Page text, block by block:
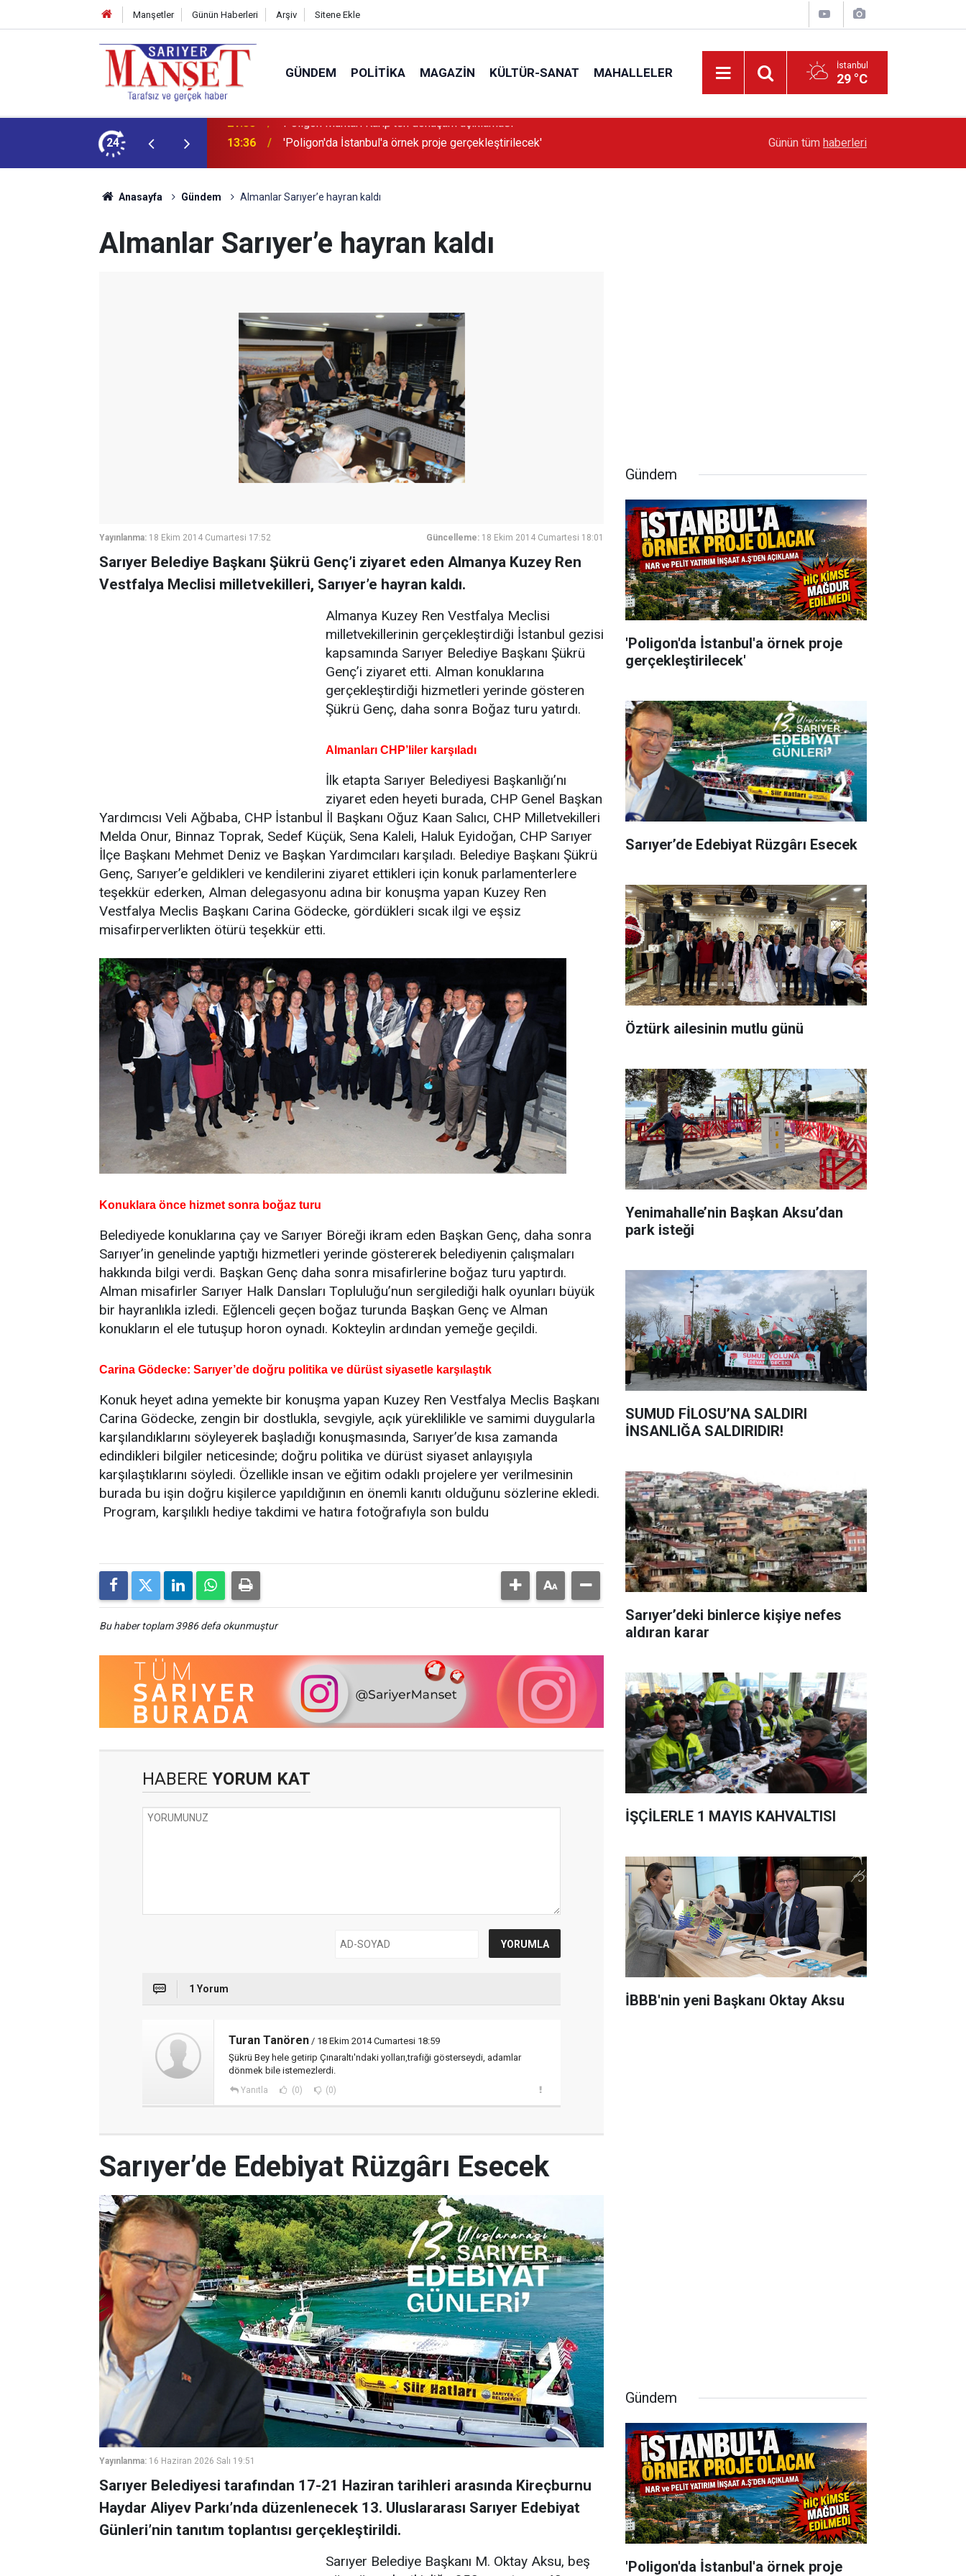
Manşetler Günün Haberleri Arşiv Sitene Ekle
GÜNDEM POLITIKA MAGAZIN KÜLTÜR-SANAT MAHALLELER İstanbul
29 °C
24 13:36 'Poligon'da İstanbul'a örnek proje gerçekleştirilecek' Sarıyer’de Edebiyat Rüzgârı Esecek
Günün tüm haberleri
Anasayfa Gündem Almanlar Sarıyer’e hayran kaldı
Almanlar Sarıyer’e hayran kaldı
Yayınlanma: 18 Ekim 2014 Cumartesi 17:52 Güncelleme: 18 Ekim 2014 Cumartesi 18:01
Sarıyer Belediye Başkanı Şükrü Genç’i ziyaret eden Almanya Kuzey Ren
Vestfalya Meclisi milletvekilleri, Sarıyer’e hayran kaldı.
Almanya Kuzey Ren Vestfalya Meclisi
milletvekillerinin gerçekleştirdiği İstanbul gezisi
kapsamında Sarıyer Belediye Başkanı Şükrü
Genç’i ziyaret etti. Alman konuklarına
gerçekleştirdiği hizmetleri yerinde gösteren
Şükrü Genç, daha sonra Boğaz turu yatırdı.
Almanları CHP’liler karşıladı
İlk etapta Sarıyer Belediyesi Başkanlığı’nı
ziyaret eden heyeti burada, CHP Genel Başkan
Yardımcısı Veli Ağbaba, CHP İstanbul İl Başkanı Oğuz Kaan Salıcı, CHP Milletvekilleri
Melda Onur, Binnaz Toprak, Sedef Küçük, Sena Kaleli, Haluk Eyidoğan, CHP Sarıyer
İlçe Başkanı Mehmet Deniz ve Başkan Yardımcıları karşıladı. Belediye Başkanı Şükrü
Genç, Sarıyer’e geldikleri ve kendilerini ziyaret ettikleri için konuk parlamenterlere
teşekkür ederken, Alman delegasyonu adına bir konuşma yapan Kuzey Ren
Vestfalya Meclis Başkanı Carina Gödecke, gördükleri sıcak ilgi ve eşsiz
misafirperverlikten ötürü teşekkür etti.
Konuklara önce hizmet sonra boğaz turu
Belediyede konuklarına çay ve Sarıyer Böreği ikram eden Başkan Genç, daha sonra
Sarıyer’in genelinde yaptığı hizmetleri yerinde göstererek belediyenin çalışmaları
hakkında bilgi verdi. Başkan Genç daha sonra misafirlerine boğaz turu yaptırdı.
Alman misafirler Sarıyer Halk Dansları Topluluğu’nun sergilediği halk oyunları büyük
bir hayranlıkla izledi. Eğlenceli geçen boğaz turunda Başkan Genç ve Alman
konukların el ele tutuşup horon oynadı. Kokteylin ardından yemeğe geçildi.
Carina Gödecke: Sarıyer’de doğru politika ve dürüst siyasetle karşılaştık
Konuk heyet adına yemekte bir konuşma yapan Kuzey Ren Vestfalya Meclis Başkanı
Carina Gödecke, zengin bir dostlukla, sevgiyle, açık yüreklilikle ve samimi duygularla
karşılandıklarını söyleyerek başladığı konuşmasında, Sarıyer’de kısa zamanda
edindikleri bilgiler neticesinde; doğru politika ve dürüst siyaset anlayışıyla
karşılaştıklarını söyledi. Özellikle insan ve eğitim odaklı projelere yer verilmesinin
burada bu işin doğru kişilerce yapıldığının en önemli kanıtı olduğunu sözlerine ekledi.
Program, karşılıklı hediye takdimi ve hatıra fotoğrafıyla son buldu
Bu haber toplam 3986 defa okunmuştur
HABERE YORUM KAT
1 Yorum
Turan Tanören / 18 Ekim 2014 Cumartesi 18:59
Şükrü Bey hele getirip Çınaraltı'ndaki yolları,trafiği gösterseydi, adamlar
dönmek bile istemezlerdi.
Yanıtla (0) (0)
Gündem
'Poligon'da İstanbul'a örnek proje
gerçekleştirilecek'
Sarıyer’de Edebiyat Rüzgârı Esecek
Öztürk ailesinin mutlu günü
Yenimahalle’nin Başkan Aksu’dan
park isteği
SUMUD FİLOSU’NA SALDIRI
İNSANLIĞA SALDIRIDIR!
Sarıyer’deki binlerce kişiye nefes
aldıran karar
İŞÇİLERLE 1 MAYIS KAHVALTISI
İBBB'nin yeni Başkanı Oktay Aksu
Sarıyer’de Edebiyat Rüzgârı Esecek
Yayınlanma: 16 Haziran 2026 Salı 19:51
Sarıyer Belediyesi tarafından 17-21 Haziran tarihleri arasında Kireçburnu
Haydar Aliyev Parkı’nda düzenlenecek 13. Uluslararası Sarıyer Edebiyat
Günleri’nin tanıtım toplantısı gerçekleştirildi.
Sarıyer Belediye Başkanı M. Oktay Aksu, beş
Gündem
'Poligon'da İstanbul'a örnek proje